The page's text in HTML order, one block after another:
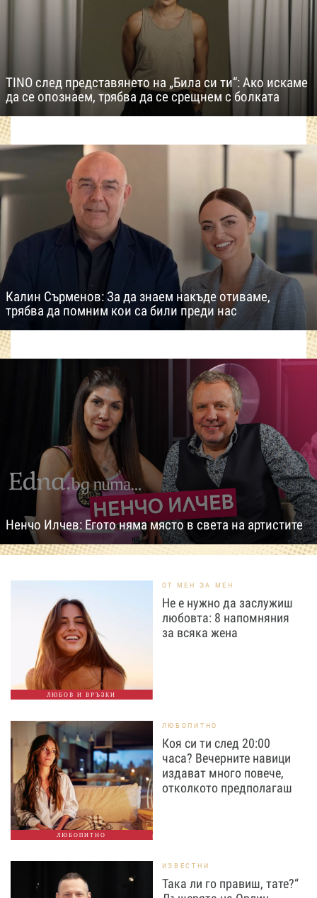
TINO след представянето на „Била си ти“: Ако искаме
да се опознаем, трябва да се срещнем с болката
Калин Сърменов: За да знаем накъде отиваме,
трябва да помним кои са били преди нас
Ненчо Илчев: Егото няма място в света на артистите
ЛЮБОВ И ВРЪЗКИ
ОТ МЕН ЗА МЕН
Не е нужно да заслужиш
любовта: 8 напомняния
за всяка жена
ЛЮБОПИТНО
ЛЮБОПИТНО
Коя си ти след 20:00
часа? Вечерните навици
издават много повече,
отколкото предполагаш
ИЗВЕСТНИ
Така ли го правиш, тате?“